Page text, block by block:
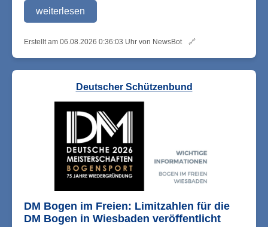
weiterlesen
Erstellt am 06.08.2026 0:36:03 Uhr von NewsBot 🔗
Deutscher Schützenbund
DM Bogen im Freien: Limitzahlen für die
DM Bogen in Wiesbaden veröffentlicht